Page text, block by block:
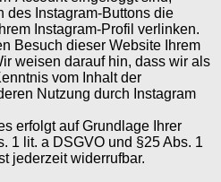
des Instagram-Buttons die
Instagram-Profil verlinken.
Besuch dieser Website Ihrem
weisen darauf hin, dass wir als
vom Inhalt der
Nutzung durch Instagram
erfolgt auf Grundlage Ihrer
1 lit. a DSGVO und §25 Abs. 1
jederzeit widerrufbar.